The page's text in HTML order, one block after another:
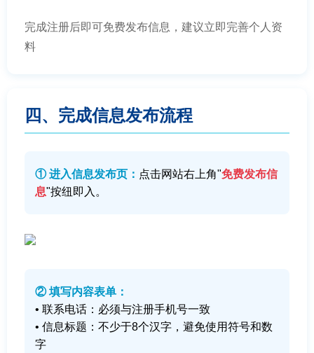
完成注册后即可免费发布信息，建议立即完善个人资
料
四、完成信息发布流程
① 进入信息发布页： 点击网站右上角"免费发布信
息"按纽即入。
② 填写内容表单：
• 联系电话：必须与注册手机号一致
• 信息标题：不少于8个汉字，避免使用符号和数
字